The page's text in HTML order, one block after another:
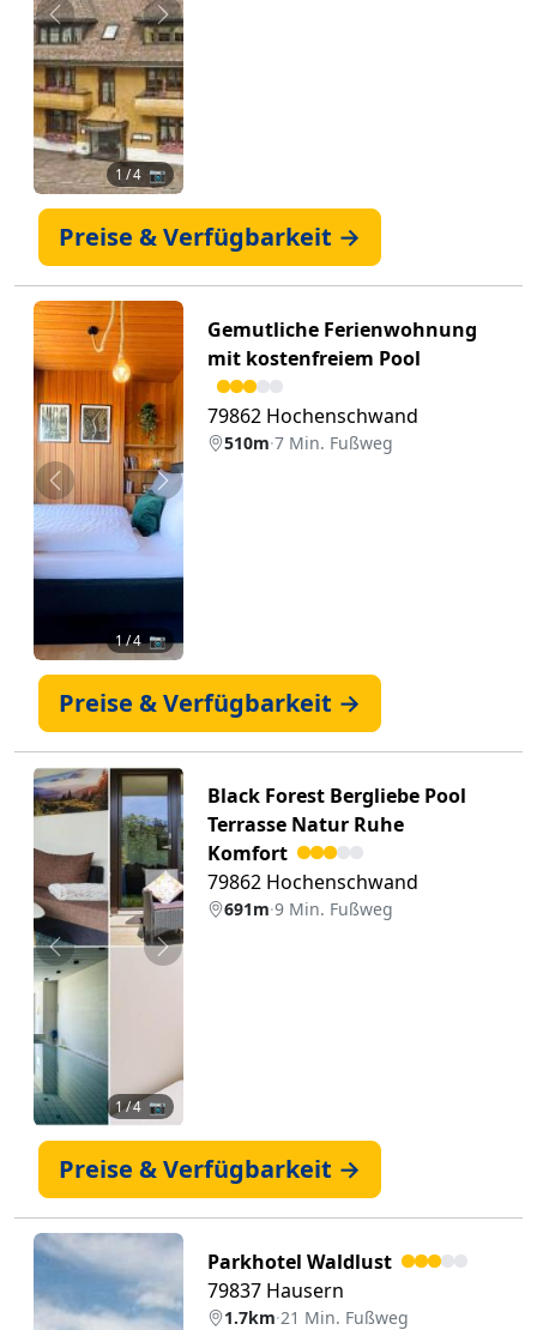
Zurück Weiter
1 / 4 📷
Preise & Verfügbarkeit →
Zurück Weiter
1/ 4 📷
Gemutliche Ferienwohnung
mit kostenfreiem Pool
79862 Hochenschwand
510m·7 Min. Fußweg
Preise & Verfügbarkeit →
Zurück Weiter
1/ 4 📷
Black Forest Bergliebe Pool
Terrasse Natur Ruhe
Komfort
79862 Hochenschwand
691m·9 Min. Fußweg
Preise & Verfügbarkeit →
Parkhotel Waldlust
79837 Hausern
1.7km·21 Min. Fußweg